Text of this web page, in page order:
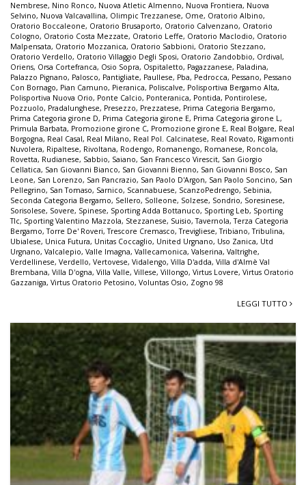
Nembrese, Nino Ronco, Nuova Atletic Almenno, Nuova Frontiera, Nuova
Selvino, Nuova Valcavallina, Olimpic Trezzanese, Ome, Oratorio Albino,
Oratorio Boccaleone, Oratorio Brusaporto, Oratorio Calvenzano, Oratorio
Cologno, Oratorio Costa Mezzate, Oratorio Leffe, Oratorio Maclodio, Oratorio
Malpensata, Oratorio Mozzanica, Oratorio Sabbioni, Oratorio Stezzano,
Oratorio Verdello, Oratorio Villaggio Degli Sposi, Oratorio Zandobbio, Ordival,
Oriens, Orsa Cortefranca, Osio Sopra, Ospitaletto, Pagazzanese, Paladina,
Palazzo Pignano, Palosco, Pantigliate, Paullese, Pba, Pedrocca, Pessano, Pessano
Con Bornago, Pian Camuno, Pieranica, Poliscalve, Polisportiva Bergamo Alta,
Polisportiva Nuova Orio, Ponte Calcio, Ponteranica, Pontida, Pontirolese,
Pozzuolo, Pradalunghese, Presezzo, Prezzatese, Prima Categoria Bergamo,
Prima Categoria girone D, Prima Categoria girone E, Prima Categoria girone L ,
Primula Barbata, Promozione girone C, Promozione girone E, Real Bolgare, Real
Borgogna, Real Casal, Real Milano, Real Pol. Calcinatese, Real Rovato, Rigamonti
Nuvolera, Ripaltese, Rivoltana, Rodengo, Romanengo, Romanese, Roncola,
Rovetta, Rudianese, Sabbio, Saiano, San Francesco Virescit, San Giorgio
Cellatica, San Giovanni Bianco, San Giovanni Bienno, San Giovanni Bosco, San
Leone, San Lorenzo, San Pancrazio, San Paolo D'Argon, San Paolo Soncino, San
Pellegrino, San Tomaso, Sarnico, Scannabuese, ScanzoPedrengo, Sebinia,
Seconda Categoria Bergamo, Sellero, Solleone, Solzese, Sondrio, Soresinese,
Sorisolese, Sovere, Spinese, Sporting Adda Bottanuco, Sporting Leb, Sporting
Tlc, Sporting Valentino Mazzola, Stezzanese, Suisio,Tavernola,Terza Categoria
Bergamo,Torre De' Roveri,Trescore Cremasco,Trevigliese,Tribiano,Tribulina,
Ubialese, Unica Futura, Unitas Coccaglio, United Urgnano, Uso Zanica, Utd
Urgnano, Valcalepio, Valle Imagna, Vallecamonica, Valserina, Valtrighe,
Verdellinese, Verdello, Vertovese, Vidalengo, Villa D'adda, Villa d'Almè Val
Brembana, Villa D'ogna, Villa Valle, Villese, Villongo, Virtus Lovere, Virtus Oratorio
Gazzaniga, Virtus Oratorio Petosino, Voluntas Osio, Zogno 98
LEGGI TUTTO